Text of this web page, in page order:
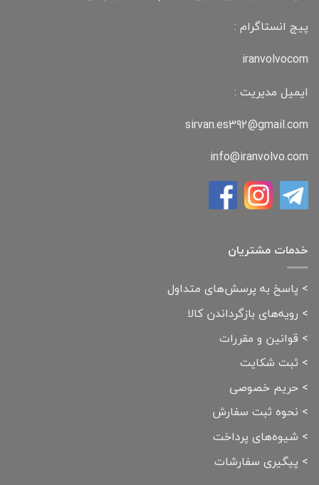
پیج انستاگرام :
iranvolvocom
ایمیل مدیریت :
sirvan.es392@gmail.com
info@iranvolvo.com
خدمات مشتریان
> پاسخ به پرسش‌های متداول
> رویه‌های بازگرداندن کالا
> قوانین و مقررات
> ثبت شکایت
> حریم خصوصی
> نحوه ثبت سفارش
> شیوه‌های پرداخت
> پیگیری سفارشات